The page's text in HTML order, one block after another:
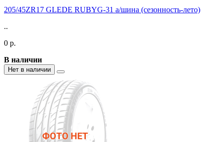
205/45ZR17 GLEDE RUBYG-31 а/шина (сезонность-лето)
..
0 р.
В наличии
Нет в наличии